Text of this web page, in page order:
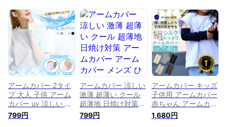
カバー 子供用 UVア
ームカバー 熱中症
暑さ対策 uv 涼しい
吸水 速乾 クール 男
の子 女の子 接触冷
感 紫外線カット 日
焼け対策 UVケア 日
焼け防止 外遊び 猛
暑
子ども おしゃれ ス
ポーツ 虫よけ 涼し
い クール 男の子 女
の子 紫外線対策 ひ
んやり 高温 真夏 猛
暑 熱中症 暑さ対策
ムカバー uv 涼しい
子供 腕カバー UV手
袋 アームウォーマー
UV対策 UVカット冷
感 紫外線カット 日
焼け対策 スポーツ
ロング 伸縮生 高温
真夏 猛暑 熱中症 暑
さ対策 男の子 女の
子可愛いカラフル
アームカバー 2タイ
プ 大人 子供 アーム
カバー uv 涼しい ク
ール ひんやり タイ
プ アームウォーマー
799円
アームカバー 涼しい
激薄 超薄い クール
超薄地 日焼け対策
アームカバー アーム
カバー メンズ ひん
799円
アームカバー キッズ
子供用 アームカバー
赤ちゃん アームカバ
ー ベビー 子供 uvカ
ット uv対策 日焼け
1,680円